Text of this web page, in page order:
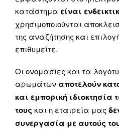
κατάστημα είναι
χρησιμοποιούνται
της αναζήτησης και
επιθυμείτε.
Οι ονομασίες και τα
αρωμάτων αποτελούν
και εμπορική ιδιοκτησία
τους και η εταιρεία μας
συνεργασία με αυτούς